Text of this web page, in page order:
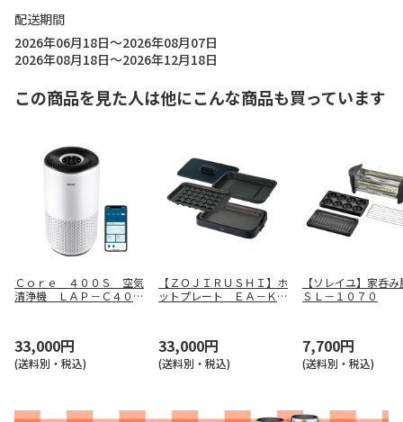
配送期間
2026年06月18日～2026年08月07日
2026年08月18日～2026年12月18日
この商品を見た人は他にこんな商品も買っています
Ｃｏｒｅ ４００Ｓ 空気
清浄機 ＬＡＰ－Ｃ４０１
33,000円
(送料別・税込)
【ＺＯＪＩＲＵＳＨＩ】ホ
ットプレート ＥＡ－ＫＫ
33,000円
(送料別・税込)
【ソレイユ】家呑
ＳＬ－１０７０
7,700円
(送料別・税込)